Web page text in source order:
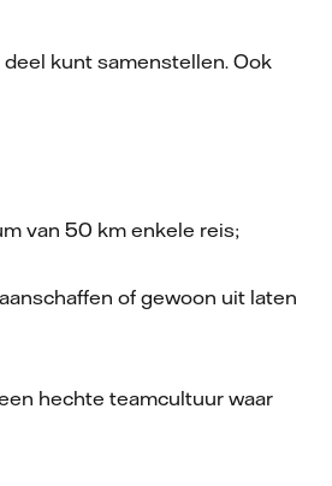
kunt samenstellen. Ook
van 50 km enkele reis;
of gewoon uit laten
hechte teamcultuur waar